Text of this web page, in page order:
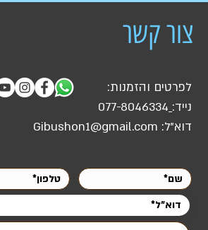
צור קשר
לפרטים והזמנות:
נייד: 077-8046334
דוא"ל: Gibushon1@gmail.com